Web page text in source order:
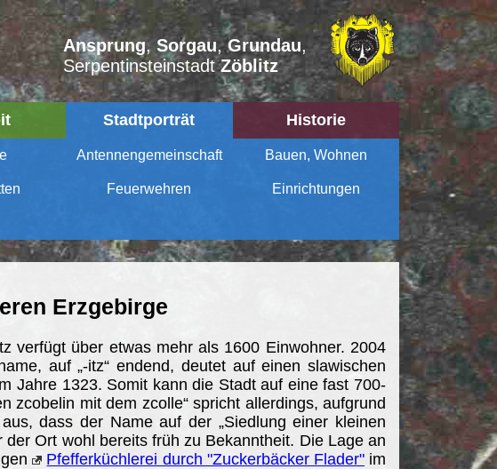
Ansprung, Sorgau,Grundau,
SerpentinsteinstadtZöblitz
Stadtporträt Historie
Antennengemeinschaft Bauen, Wohnen
Feuerwehren Einrichtungen
Erzgebirge
verfügt über etwas mehr als 1600 Einwohner. 2004
auf „-itz“ endend, deutet auf einen slawischen
Jahre 1323. Somit kann die Stadt auf eine fast 700-
zcobelin mit dem zcolle“ spricht allerdings, aufgrund
dass der Name auf der „Siedlung einer kleinen
Ort wohl bereits früh zu Bekanntheit. Die Lage an
Pfefferküchlerei durch "Zuckerbäcker Flader"im